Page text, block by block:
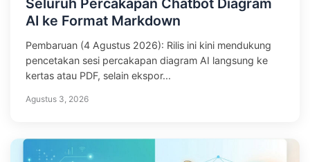
AI ke Format Markdown
Pembaruan (4 Agustus 2026): Rilis ini kini mendukung
pencetakan sesi percakapan diagram AI langsung ke
kertas atau PDF, selain ekspor...
Agustus 3, 2026